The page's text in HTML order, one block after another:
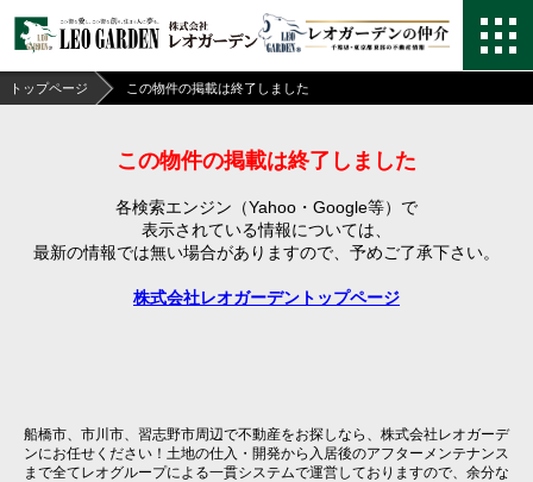
トップページ この物件の掲載は終了しました
この物件の掲載は終了しました
各検索エンジン（Yahoo・Google等）で
表示されている情報については、
最新の情報では無い場合がありますので、 予めご了承下さい。
株式会社レオガーデントップページ
船橋市、市川市、習志野市周辺で不動産をお探しなら、株式会社レオガーデ
ンにお任せください！土地の仕入・開発から入居後のアフターメンテナンス
まで全てレオグループによる一貫システムで運営しておりますので、余分な